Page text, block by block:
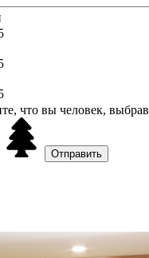
что вы человек, выбрав